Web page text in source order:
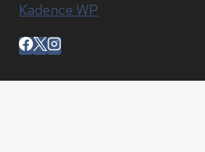
Kadence WP